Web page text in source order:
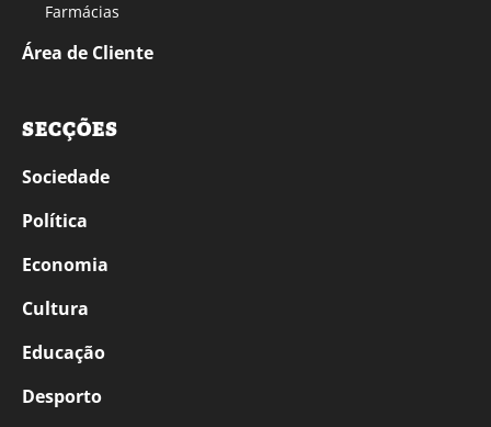
Farmácias
Área de Cliente
SECÇÕES
Sociedade
Política
Economia
Cultura
Educação
Desporto